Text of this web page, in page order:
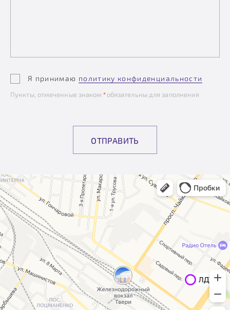
Я принимаю политику конфиденциальности
Пункты, отмеченные знаком *обязательны для заполнения
ОТПРАВИТЬ